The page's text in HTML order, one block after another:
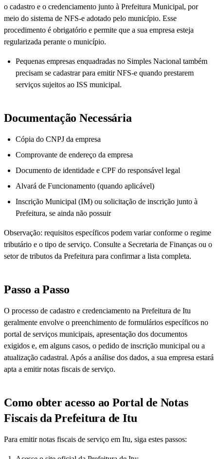
o cadastro e o credenciamento junto à Prefeitura Municipal, por
meio do sistema de NFS-e adotado pelo município. Esse
procedimento é obrigatório e permite que a sua empresa esteja
regularizada perante o município.
Pequenas empresas enquadradas no Simples Nacional também
precisam se cadastrar para emitir NFS-e quando prestarem
serviços sujeitos ao ISS municipal.
Documentação Necessária
Cópia do CNPJ da empresa
Comprovante de endereço da empresa
Documento de identidade e CPF do responsável legal
Alvará de Funcionamento (quando aplicável)
Inscrição Municipal (IM) ou solicitação de inscrição junto à
Prefeitura, se ainda não possuir
Observação: requisitos específicos podem variar conforme o regime
tributário e o tipo de serviço. Consulte a Secretaria de Finanças ou o
setor de tributos da Prefeitura para confirmar a lista completa.
Passo a Passo
O processo de cadastro e credenciamento na Prefeitura de Itu
geralmente envolve o preenchimento de formulários específicos no
portal de serviços municipais, apresentação dos documentos
exigidos e, em alguns casos, o pedido de inscrição municipal ou a
atualização cadastral. Após a análise dos dados, a sua empresa estará
apta a emitir notas fiscais de serviço.
Como obter acesso ao Portal de Notas
Fiscais da Prefeitura de Itu
Para emitir notas fiscais de serviço em Itu, siga estes passos: